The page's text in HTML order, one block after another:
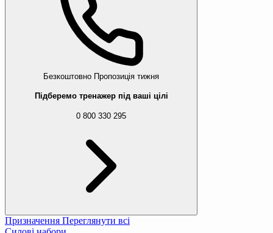
Безкоштовно Пропозиція тижня
Підберемо тренажер під ваші цілі
0 800 330 295
Призначення Переглянути всі